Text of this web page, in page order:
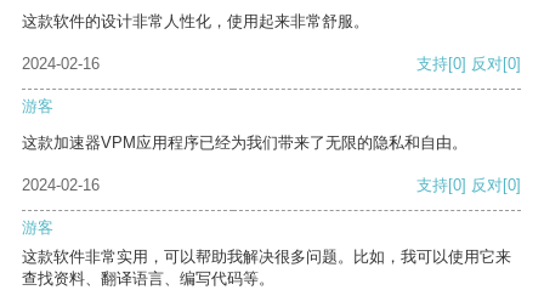
这款软件的设计非常人性化，使用起来非常舒服。
2024-02-16 支持[0] 反对[0]
游客
这款加速器VPM应用程序已经为我们带来了无限的隐私和自由。
2024-02-16 支持[0] 反对[0]
游客
这款软件非常实用，可以帮助我解决很多问题。比如，我可以使用它来
查找资料、翻译语言、编写代码等。